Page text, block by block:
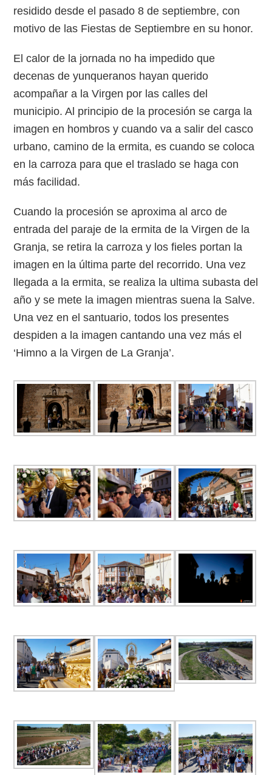
residido desde el pasado 8 de septiembre, con
motivo de las Fiestas de Septiembre en su honor.
El calor de la jornada no ha impedido que
decenas de yunqueranos hayan querido
acompañar a la Virgen por las calles del
municipio. Al principio de la procesión se carga la
imagen en hombros y cuando va a salir del casco
urbano, camino de la ermita, es cuando se coloca
en la carroza para que el traslado se haga con
más facilidad.
Cuando la procesión se aproxima al arco de
entrada del paraje de la ermita de la Virgen de la
Granja, se retira la carroza y los fieles portan la
imagen en la última parte del recorrido. Una vez
llegada a la ermita, se realiza la ultima subasta del
año y se mete la imagen mientras suena la Salve.
Una vez en el santuario, todos los presentes
despiden a la imagen cantando una vez más el
‘Himno a la Virgen de La Granja’.